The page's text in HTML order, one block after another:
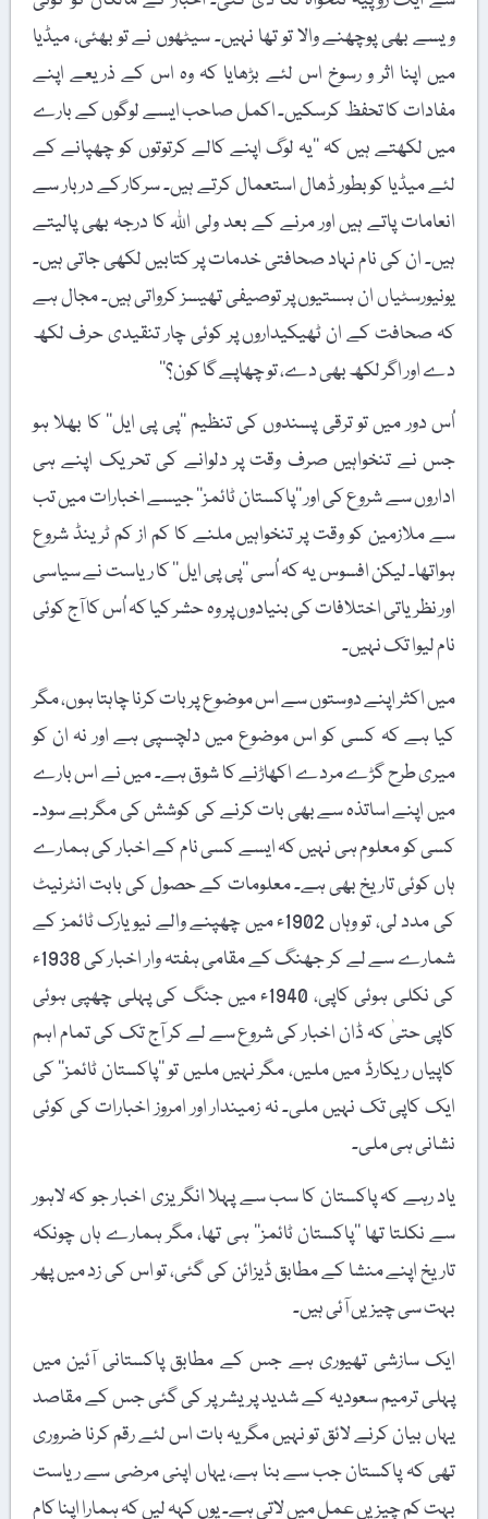
ویسے بھی پوچھنے والا تو تھا نہیں۔ سیٹھوں نے تو بھئی، میڈیا
میں اپنا اثر و رسوخ اس لئے بڑھایا کہ وہ اس کے ذریعے اپنے
مفادات کا تحفظ کرسکیں۔ اکمل صاحب ایسے لوگوں کے بارے
میں لکھتے ہیں کہ ’’یہ لوگ اپنے کالے کرتوتوں کو چھپانے کے
لئے میڈیا کو بطور ڈھال استعمال کرتے ہیں۔ سرکار کے دربار سے
انعامات پاتے ہیں اور مرنے کے بعد ولی اللہ کا درجہ بھی پالیتے
ہیں۔ ان کی نام نہاد صحافتی خدمات پر کتابیں لکھی جاتی ہیں۔
یونیورسٹیاں ان ہستیوں پر توصیفی تھیسز کرواتی ہیں۔ مجال ہے
کہ صحافت کے ان ٹھیکیداروں پر کوئی چار تنقیدی حرف لکھ
دے اور اگر لکھ بھی دے، تو چھاپے گا کون؟‘‘
اُس دور میں تو ترقی پسندوں کی تنظیم ’’پی پی ایل‘‘ کا بھلا ہو
جس نے تنخواہیں صرف وقت پر دلوانے کی تحریک اپنے ہی
اداروں سے شروع کی اور ’’پاکستان ٹائمز‘‘ جیسے اخبارات میں تب
سے ملازمین کو وقت پر تنخواہیں ملنے کا کم از کم ٹرینڈ شروع
ہواتھا۔ لیکن افسوس یہ کہ اُسی ’’پی پی ایل‘‘ کا ریاست نے سیاسی
اور نظریاتی اختلافات کی بنیادوں پر وہ حشر کیا کہ اُس کا آج کوئی
نام لیوا تک نہیں۔
میں اکثر اپنے دوستوں سے اس موضوع پر بات کرنا چاہتا ہوں، مگر
کیا ہے کہ کسی کو اس موضوع میں دلچسپی ہے اور نہ ان کو
میری طرح گڑے مردے اکھاڑنے کا شوق ہے۔ میں نے اس بارے
میں اپنے اساتذہ سے بھی بات کرنے کی کوشش کی مگر بے سود۔
کسی کو معلوم ہی نہیں کہ ایسے کسی نام کے اخبار کی ہمارے
ہاں کوئی تاریخ بھی ہے۔ معلومات کے حصول کی بابت انٹرنیٹ
کی مدد لی، تو وہاں 1902ء میں چھپنے والے نیویارک ٹائمز کے
شمارے سے لے کر جھنگ کے مقامی ہفتہ وار اخبار کی 1938ء
کی نکلی ہوئی کاپی، 1940ء میں جنگ کی پہلی چھپی ہوئی
کاپی حتیٰ کہ ڈان اخبار کی شروع سے لے کر آج تک کی تمام اہم
کاپیاں ریکارڈ میں ملیں، مگر نہیں ملیں تو ’’پاکستان ٹائمز‘‘ کی
ایک کاپی تک نہیں ملی۔ نہ زمیندار اور امروز اخبارات کی کوئی
نشانی ہی ملی۔
یاد رہے کہ پاکستان کا سب سے پہلا انگریزی اخبار جو کہ لاہور
سے نکلتا تھا ’’پاکستان ٹائمز‘‘ ہی تھا، مگر ہمارے ہاں چونکہ
تاریخ اپنے منشا کے مطابق ڈیزائن کی گئی، تو اس کی زد میں پھر
بہت سی چیزیں آئی ہیں۔
ایک سازشی تھیوری ہے جس کے مطابق پاکستانی آئین میں
پہلی ترمیم سعودیہ کے شدید پریشر پر کی گئی جس کے مقاصد
یہاں بیان کرنے لائق تو نہیں مگر یہ بات اس لئے رقم کرنا ضروری
تھی کہ پاکستان جب سے بنا ہے، یہاں اپنی مرضی سے ریاست
بہت کم چیزیں عمل میں لاتی ہے۔ یوں کہہ لیں کہ ہمارا اپنا کام